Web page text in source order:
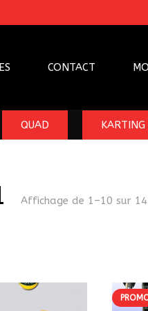
CONTACT
QUAD KARTING
Affichage de 1–10 sur